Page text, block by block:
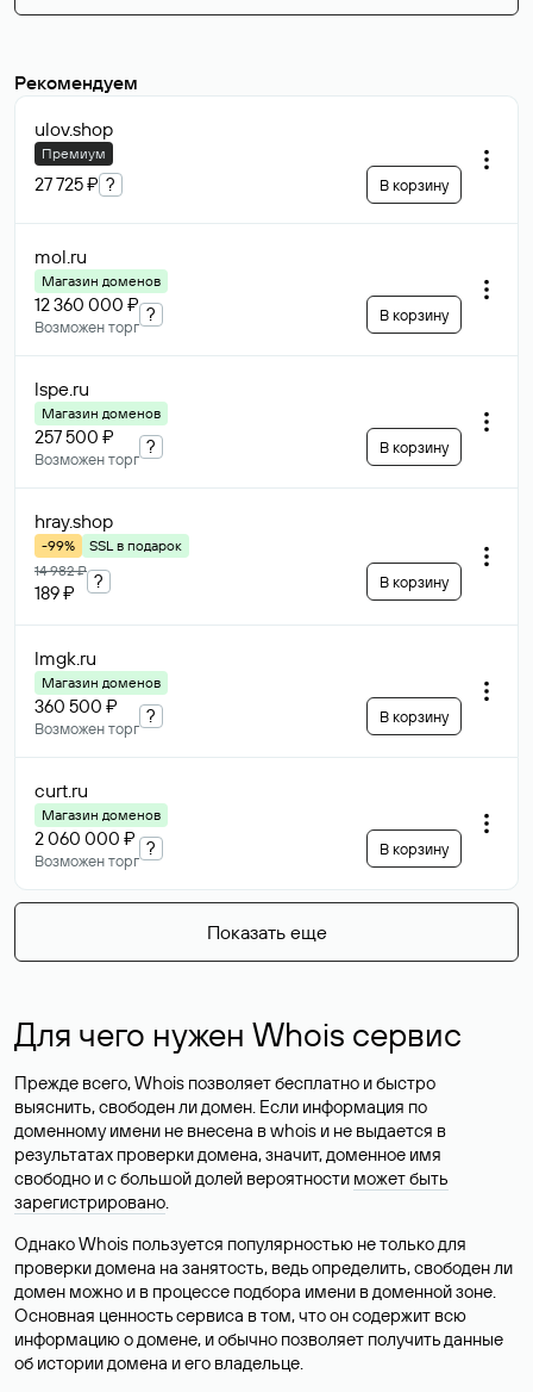
Рекомендуем
ulov.shop
Премиум
27 725 ₽ ? В корзину
mol.ru
Магазин доменов
12 360 000 ₽
Возможен торг
? В корзину
lspe.ru
Магазин доменов
257 500 ₽
Возможен торг
? В корзину
hray.shop
-99%
SSL в подарок
14 982 ₽
189 ₽
? В корзину
lmgk.ru
Магазин доменов
360 500 ₽
Возможен торг
? В корзину
curt.ru
Магазин доменов
2 060 000 ₽
Возможен торг
? В корзину
Показать еще
Для чего нужен Whois сервис
Прежде всего, Whois позволяет бесплатно и быстро
выяснить, свободен ли домен. Если информация по
доменному имени не внесена в whois и не выдается в
результатах проверки домена, значит, доменное имя
свободно и с большой долей вероятности может быть
зарегистрировано.
Однако Whois пользуется популярностью не только для
проверки домена на занятость, ведь определить, свободен ли
домен можно и в процессе подбора имени в доменной зоне.
Основная ценность сервиса в том, что он содержит всю
информацию о домене, и обычно позволяет получить данные
об истории домена и его владельце.